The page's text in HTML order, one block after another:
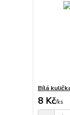
Bílá
8 Kč/ks